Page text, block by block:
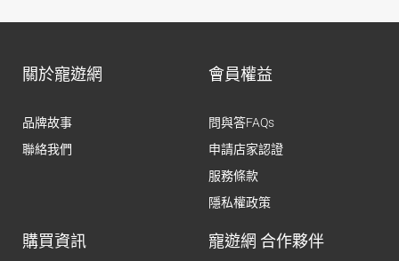
關於寵遊網
品牌故事
聯絡我們
會員權益
問與答FAQs
申請店家認證
服務條款
隱私權政策
購買資訊 寵遊網 合作夥伴